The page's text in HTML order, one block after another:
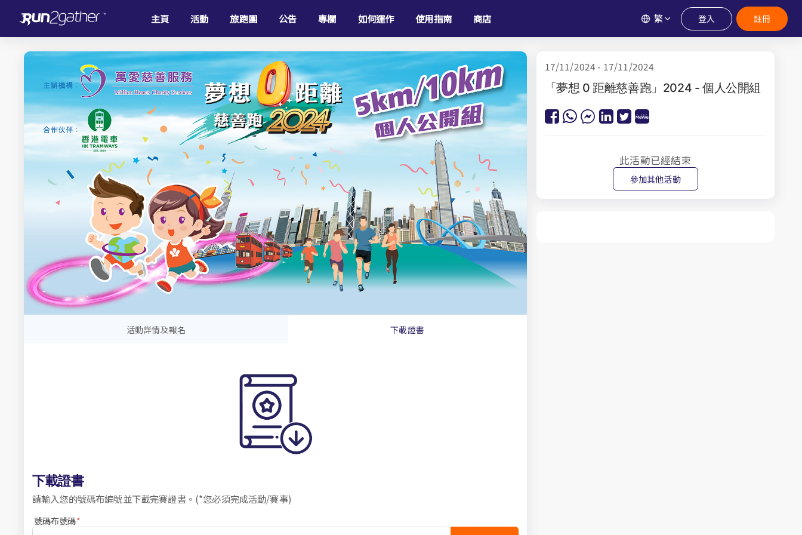
主頁 活動 旅跑團 公告 專欄 如何運作 使用指南 商店 繁 登入 註冊
活動詳情及報名 下載證書
下載證書
請輸入您的號碼布編號並下載完賽證書。(*您必須完成活動/賽事)
號碼布號碼*
17/11/2024 - 17/11/2024
「夢想 0 距離慈善跑」2024 - 個人公開組
此活動已經結束
參加其他活動